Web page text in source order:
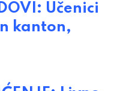
Učenici
kanton,